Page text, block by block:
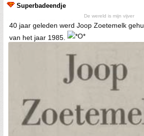
Superbadeendje
De wereld is mijn vijver
40 jaar geleden werd Joop Zoetemelk
van het jaar 1985.